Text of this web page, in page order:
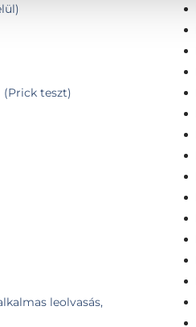
teszt)
leolvasás,